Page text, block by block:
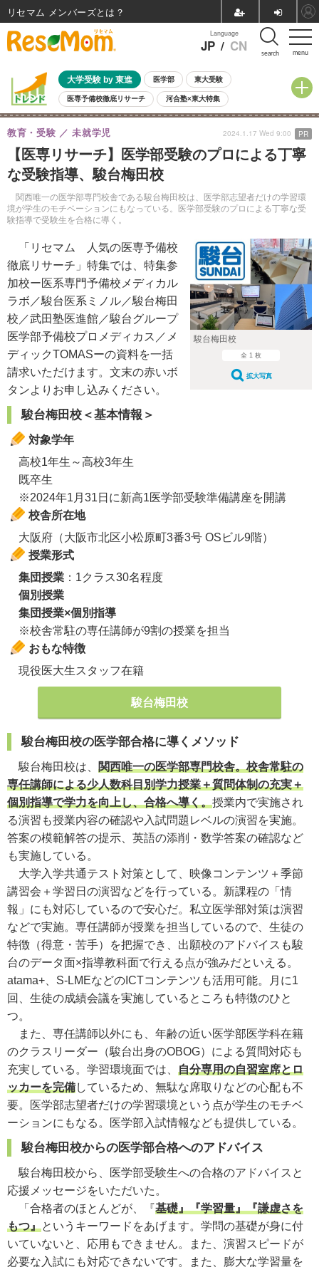
menu
Language
JP / CN search
大学受験 by 東進 医学部 東大受験
医専予備校徹底リサーチ 河合塾×東大特集
親子で考える大学選び 高校受験 中学受験 小学校受験
共通テスト 夏休み
8月開催イベント・WS 全国公立高校 過去問 人気記事
自由研究教材（小学生向け） 自由研究教材（中学生向け）
【医専リサーチ】医学部受験のプロによる丁寧
な受験指導、駿台梅田校
関西唯一の医学部専門校舎である駿台梅田校は、医学部志望者だけの学習環
境が学生のモチベーションにもなっている。医学部受験のプロによる丁寧な受
験指導で受験生を合格に導く。
教育・受験 未就学児 2024.1.17 Wed 9:00 PR
駿台梅田校
全 1 枚
拡大写真
「リセマム 人気の医専予備校
徹底リサーチ」特集では、特集参
加校ー医系専門予備校メディカル
ラボ／駿台医系ミノル／駿台梅田
校／武田塾医進館／駿台グループ
医学部予備校プロメディカス／メ
ディックTOMASーの資料を一括
請求いただけます。文末の赤いボ
タンよりお申し込みください。
駿台梅田校＜基本情報＞
対象学年
高校1年生～高校3年生
既卒生
※2024年1月31日に新高1医学部受験準備講座を開講
校舎所在地
大阪府（大阪市北区小松原町3番3号 OSビル9階）
授業形式
集団授業 ：1クラス30名程度
個別授業
集団授業×個別指導
※校舎常駐の専任講師が9割の授業を担当
おもな特徴
現役医大生スタッフ在籍
駿台梅田校
駿台梅田校の医学部合格に導くメソッド
駿台梅田校は、 関西唯一の医学部専門校舎。校舎常駐の
専任講師による少人数科目別学力授業＋質問体制の充実＋
個別指導で学力を向上し、合格へ導く。授業内で実施され
る演習も授業内容の確認や入試問題レベルの演習を実施。
答案の模範解答の提示、英語の添削・数学答案の確認など
も実施している。
大学入学共通テスト対策として、映像コンテンツ＋季節
講習会＋学習日の演習などを行っている。新課程の「情
報」にも対応しているので安心だ。私立医学部対策は演習
などで実施。専任講師が授業を担当しているので、生徒の
特徴（得意・苦手）を把握でき、出願校のアドバイスも駿
台のデータ面×指導教科面で行える点が強みだといえる。
atama+、S-LMEなどのICTコンテンツも活用可能。月に1
回、生徒の成績会議を実施しているところも特徴のひと
つ。
また、専任講師以外にも、年齢の近い医学部医学科在籍
のクラスリーダー（駿台出身のOBOG）による質問対応も
充実している。学習環境面では、 自分専用の自習室席とロ
ッカーを完備しているため、無駄な席取りなどの心配も不
要。医学部志望者だけの学習環境という点が学生のモチベ
ーションにもなる。医学部入試情報なども提供している。
駿台梅田校からの医学部合格へのアドバイス
駿台梅田校から、医学部受験生への合格のアドバイスと
応援メッセージをいただいた。
「合格者のほとんどが、『基礎』『学習量』『謙虚さを
もつ』というキーワードをあげます。学問の基礎が身に付
いていないと、応用もできません。また、演習スピードが
必要な入試にも対応できないです。また、膨大な学習量を
リセマム メンバーズ